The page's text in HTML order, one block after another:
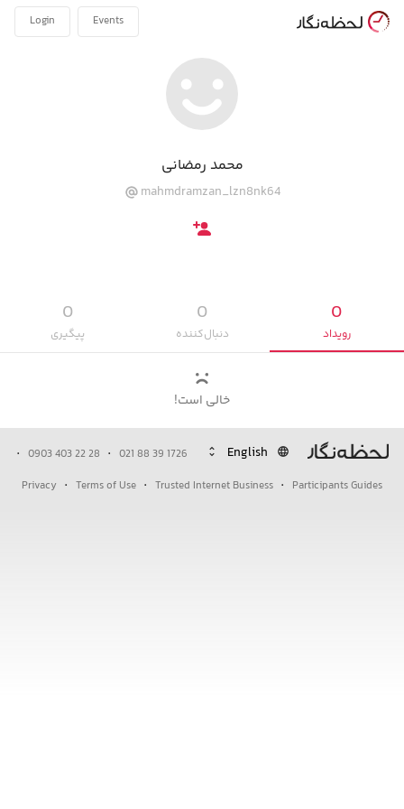
Events
Login
محمد رمضانی
mahmdramzan_lzn8nk64
0
رویداد‌
0
دنبال‌کننده
0
پیگیری‌
خالی است!
language
unfold_more
021 88 39 1726
·
0903 403 22 28
·
Participants Guides
·
Trusted Internet Business
·
Terms of Use
·
Privacy